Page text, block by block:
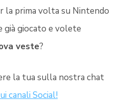
la prima volta su Nintendo
già giocato e volete
veste?
la tua sulla nostra chat
canali Social!